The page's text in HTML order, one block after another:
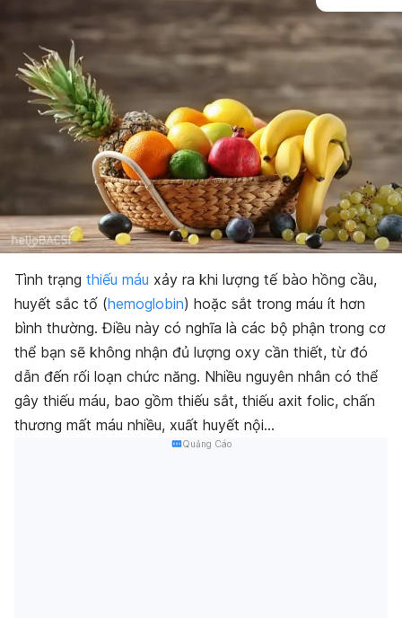
Tình trạng thiếu máu xảy ra khi lượng tế bào hồng cầu,
huyết sắc tố (hemoglobin) hoặc sắt trong máu ít hơn
bình thường. Điều này có nghĩa là các bộ phận trong cơ
thể bạn sẽ không nhận đủ lượng oxy cần thiết, từ đó
dẫn đến rối loạn chức năng. Nhiều nguyên nhân có thể
gây thiếu máu, bao gồm thiếu sắt, thiếu axit folic, chấn
thương mất máu nhiều, xuất huyết nội…
Quảng Cáo